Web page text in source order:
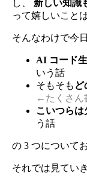
し、 新しい知識
って嬉しいこと
そんなわけで今
AI コード
いう話
そもそも ど
←たくさん
こいつらは
う話
の 3 つについて
それでは見てい